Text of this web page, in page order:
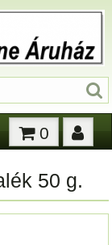
0
50 g.